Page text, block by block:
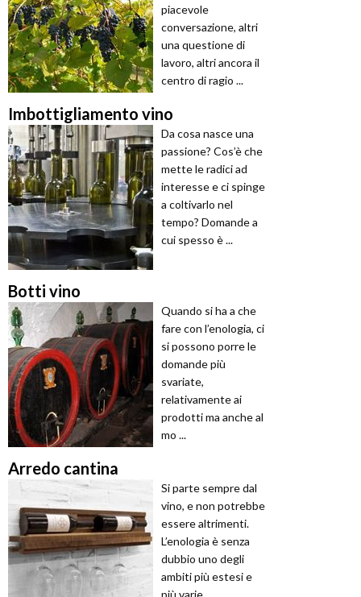
piacevole
conversazione, altri
una questione di
lavoro, altri ancora il
centro di ragio ...
Imbottigliamento vino
Da cosa nasce una
passione? Cos’è che
mette le radici ad
interesse e ci spinge
a coltivarlo nel
tempo? Domande a
cui spesso è ...
Botti vino
Quando si ha a che
fare con l’enologia, ci
si possono porre le
domande più
svariate,
relativamente ai
prodotti ma anche al
mo ...
Arredo cantina
Si parte sempre dal
vino, e non potrebbe
essere altrimenti.
L’enologia è senza
dubbio uno degli
ambiti più estesi e